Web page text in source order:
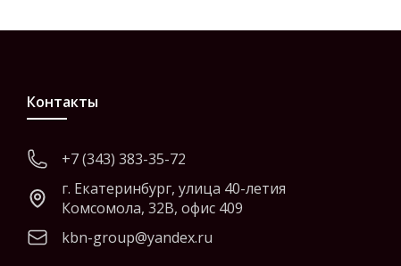
Контакты
+7 (343) 383-35-72
г. Екатеринбург, улица 40-летия
Комсомола, 32В, офис 409
kbn-group@yandex.ru